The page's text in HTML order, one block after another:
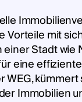
Vorteile mit
Stadt wie
eine effiziente
WEG, kümmert
Immobilien